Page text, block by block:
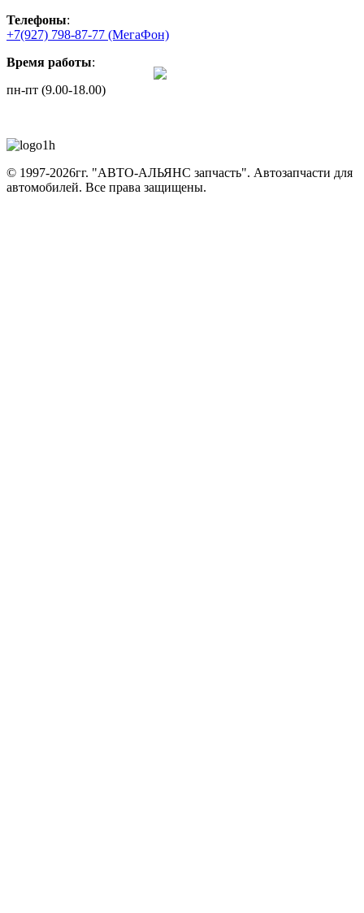
Телефоны:
+7(927) 798-87-77 (МегаФон)
Время работы:
пн-пт (9.00-18.00)
© 1997-2026гг. "АВТО-АЛЬЯНС запчасть". Автозапчасти для
автомобилей. Все права защищены.